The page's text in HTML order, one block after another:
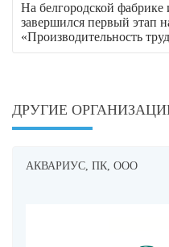
На белгородской
завершился первый этап
«Производительность
ДРУГИЕ
АКВАРИУС, ПК, ООО